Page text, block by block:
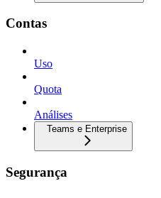
Contas
Uso
Quota
Análises
Teams e Enterprise
Segurança